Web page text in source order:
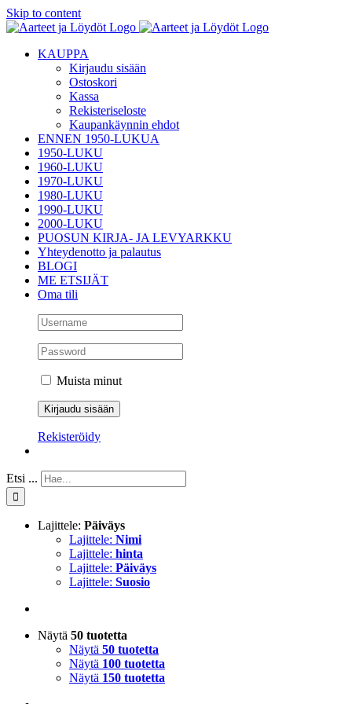
Skip to content
KAUPPA
Kirjaudu sisään
Ostoskori
Kassa
Rekisteriseloste
Kaupankäynnin ehdot
ENNEN 1950-LUKUA
1950-LUKU
1960-LUKU
1970-LUKU
1980-LUKU
1990-LUKU
2000-LUKU
PUOSUN KIRJA- JA LEVYARKKU
Yhteydenotto ja palautus
BLOGI
ME ETSIJÄT
Oma tili
Muista minut
Rekisteröidy
Etsi ...
Lajittele: Päiväys
Lajittele: Nimi
Lajittele: hinta
Lajittele: Päiväys
Lajittele: Suosio
Näytä 50 tuotetta
Näytä 50 tuotetta
Näytä 100 tuotetta
Näytä 150 tuotetta